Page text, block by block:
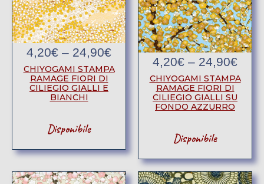
4,20€ – 24,90€
CHIYOGAMI STAMPA
RAMAGE FIORI DI
CILIEGIO GIALLI E
BIANCHI
Disponibile
4,20€ – 24,90€
CHIYOGAMI STAMPA
RAMAGE FIORI DI
CILIEGIO GIALLI SU
FONDO AZZURRO
Disponibile